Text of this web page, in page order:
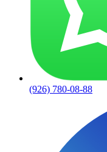
(926) 780-08-88